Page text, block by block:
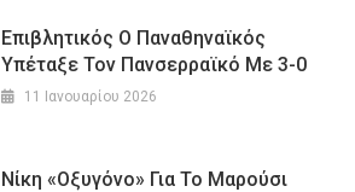
Επιβλητικός Ο Παναθηναϊκός
Υπέταξε Τον Πανσερραϊκό Με 3-0
11 Ιανουαρίου 2026
Νίκη «οξυγόνο» Για Το Μαρούσι